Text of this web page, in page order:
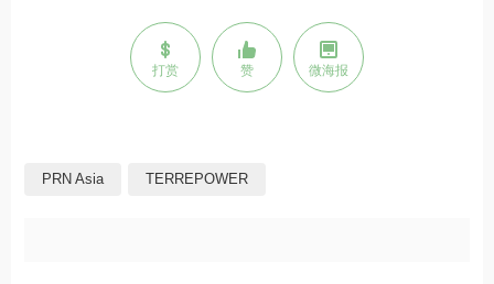
打赏 赞 微海报
PRN Asia TERREPOWER